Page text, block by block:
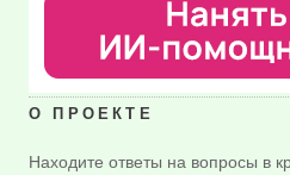
О ПРОЕКТЕ
Находите ответы на вопросы в